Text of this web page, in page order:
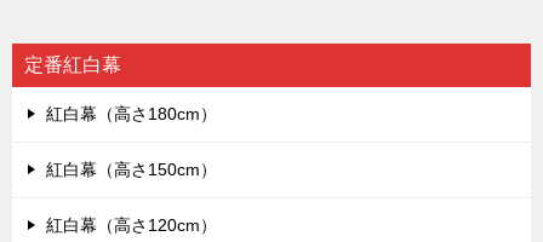
定番紅白幕
紅白幕（高さ180cm）
紅白幕（高さ150cm）
紅白幕（高さ120cm）